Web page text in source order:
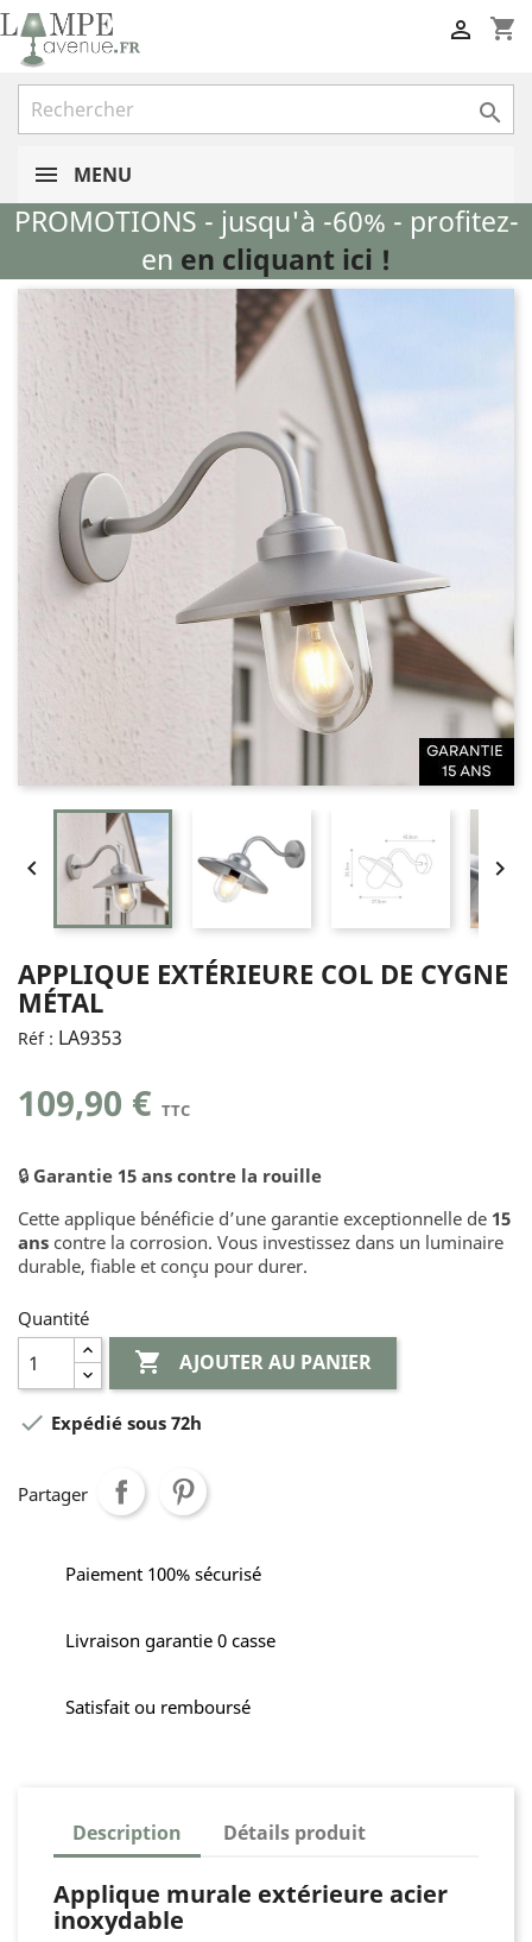
shopping_cart


MENU
PROMOTIONS - jusqu'à -60% - profitez-
en en cliquant ici !
 
APPLIQUE EXTÉRIEURE COL DE CYGNE
MÉTAL
Réf : LA9353
109,90 € TTC
🔒 Garantie 15 ans contre la rouille
Cette applique bénéficie d’une garantie exceptionnelle de 15
ans contre la corrosion. Vous investissez dans un luminaire
durable, fiable et conçu pour durer.
Quantité
 AJOUTER AU PANIER
 Expédié sous 72h
Partager
Paiement 100% sécurisé
Livraison garantie 0 casse
Satisfait ou remboursé
Description Détails produit
Applique murale extérieure acier
inoxydable